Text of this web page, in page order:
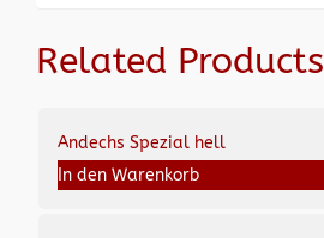
Related Products
Andechs Spezial hell
In den Warenkorb